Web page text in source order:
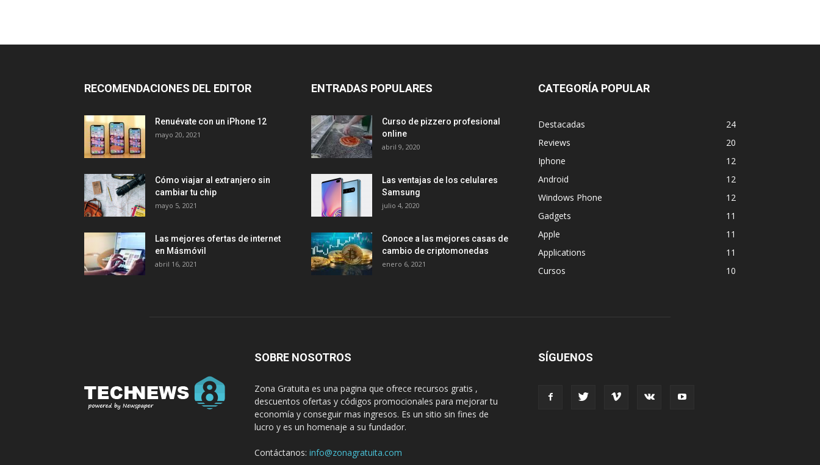
RECOMENDACIONES DEL EDITOR
Renuévate con un iPhone 12
mayo 20, 2021
Cómo viajar al extranjero sin
cambiar tu chip
mayo 5, 2021
Las mejores ofertas de internet
en Másmóvil
abril 16, 2021
ENTRADAS POPULARES
Curso de pizzero profesional
online
abril 9, 2020
Las ventajas de los celulares
Samsung
julio 4, 2020
Conoce a las mejores casas de
cambio de criptomonedas
enero 6, 2021
CATEGORÍA POPULAR
Destacadas
24
Reviews
20
Iphone
12
Android
12
Windows Phone
12
Gadgets
11
Apple
11
Applications
11
Cursos
10
SOBRE NOSOTROS
Zona Gratuita es una pagina que ofrece recursos gratis ,
descuentos ofertas y códigos promocionales para mejorar tu
economía y conseguir mas ingresos. Es un sitio sin fines de
lucro y es un homenaje a su fundador.
Contáctanos: info@zonagratuita.com
SÍGUENOS